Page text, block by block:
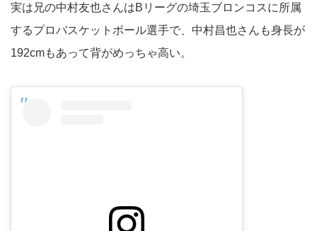
実は兄の中村友也さんはBリーグの埼玉ブロンコスに所属
するプロバスケットボール選手で、中村昌也さんも身長が
192cmもあって背がめっちゃ高い。